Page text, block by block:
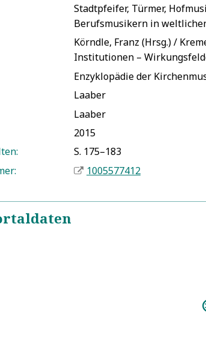
Stadtpfeifer, Türmer,
Berufsmusikern in
Körndle, Franz (Hrsg.) /
Institutionen –
Enzyklopädie der
Laaber
Laaber
2015
S. 175–183
1005577412